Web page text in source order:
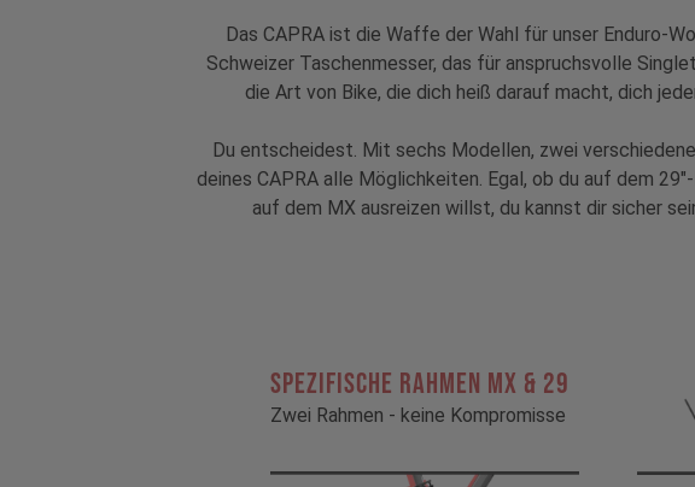
Das CAPRA ist die Waffe der Wahl für unser Enduro-
Schweizer Taschenmesser, das für anspruchsvolle
die Art von Bike, die dich heiß darauf macht, dich
Du entscheidest. Mit sechs Modellen, zwei
deines CAPRA alle Möglichkeiten. Egal, ob du auf dem
auf dem MX ausreizen willst, du kannst dir sicher
Spezifische Rahmen MX & 29
Zwei Rahmen - keine Kompromisse